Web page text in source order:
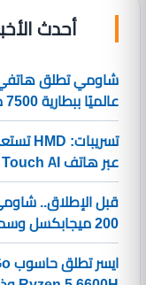
أحدث
عالميًا ببطارية 7500 مللي أمبير
عبر هاتف Touch AI
قبل الإطلاق..
200 ميجابكسل وسماعات Bose